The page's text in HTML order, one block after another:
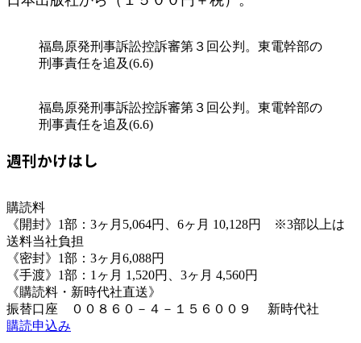
福島原発刑事訴訟控訴審第３回公判。東電幹部の
刑事責任を追及(6.6)
福島原発刑事訴訟控訴審第３回公判。東電幹部の
刑事責任を追及(6.6)
週刊かけはし
購読料
《開封》1部：3ヶ月5,064円、6ヶ月 10,128円 ※3部以上は
送料当社負担
《密封》1部：3ヶ月6,088円
《手渡》1部：1ヶ月 1,520円、3ヶ月 4,560円
《購読料・新時代社直送》
振替口座 ００８６０－４－１５６００９ 新時代社
購読申込み